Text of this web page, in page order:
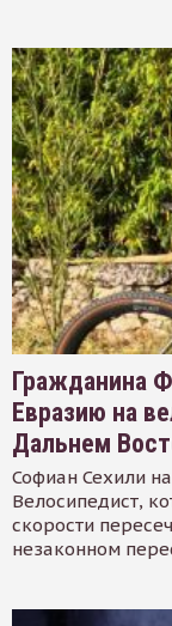
Гражданина
Евразию на
Дальнем
Софиан Сехили
Велосипедист,
скорости
незаконном